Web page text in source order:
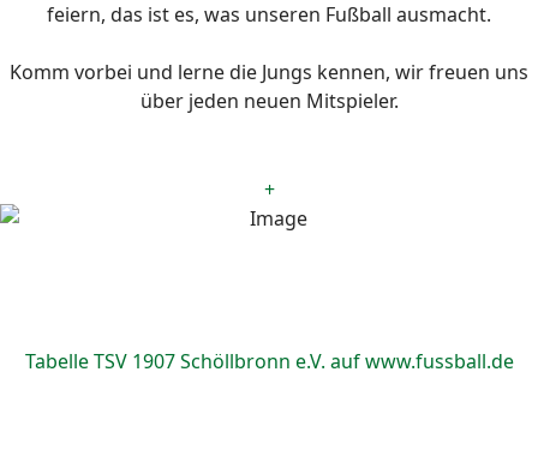
feiern, das ist es, was unseren Fußball ausmacht.
Komm vorbei und lerne die Jungs kennen, wir freuen uns
über jeden neuen Mitspieler.
+
Tabelle TSV 1907 Schöllbronn e.V. auf www.fussball.de